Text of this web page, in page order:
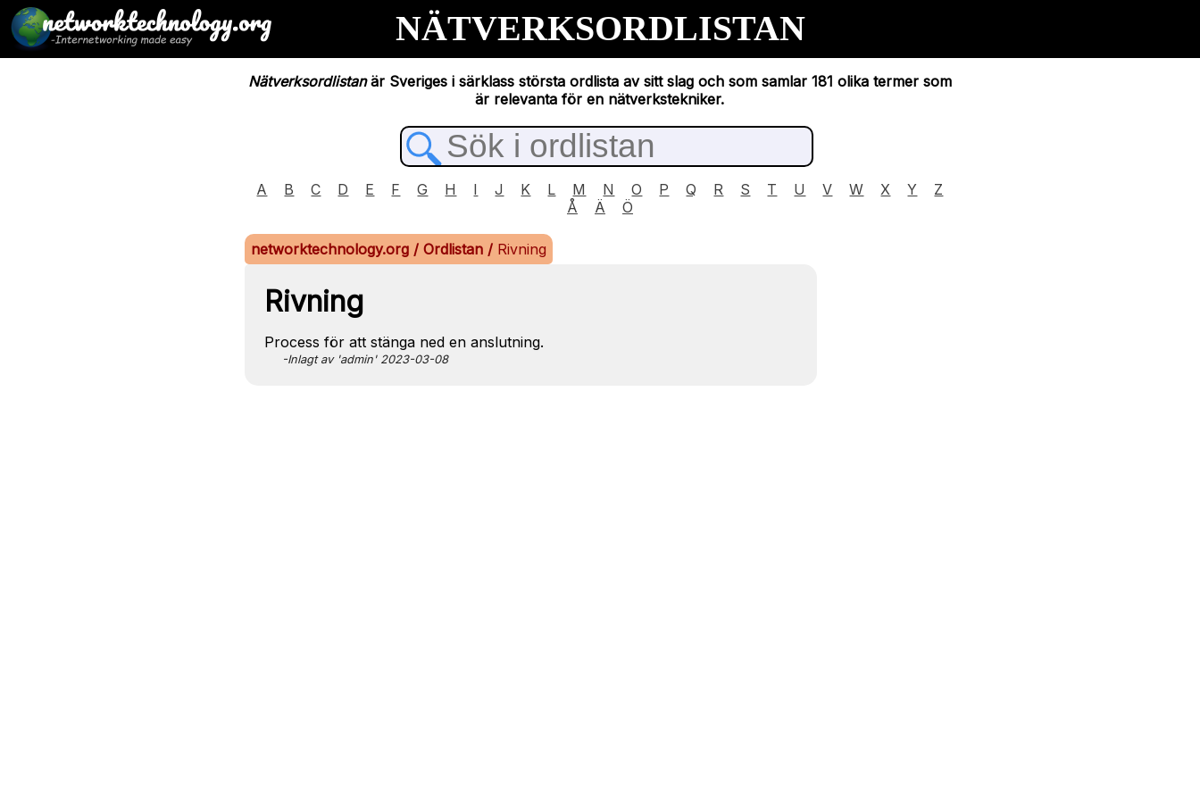
NÄTVERKSORDLISTAN
Nätverksordlistanär Sveriges i särklass största ordlista av sitt slag och som samlar 181 olika termer som
är relevanta för en nätverkstekniker.
A B C D E F G H I J K L M N O P Q R S T U V W X Y
Z
Å
Ä Ö
networktechnology.org / Ordlistan / Rivning
Rivning
Process för att stänga ned en anslutning.
-Inlagt av 'admin' 2023-03-08